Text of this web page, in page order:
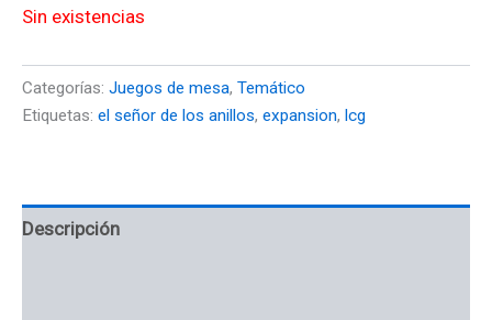
Sin existencias
Categorías: Juegos de mesa, Temático
Etiquetas: el señor de los anillos, expansion, lcg
Descripción